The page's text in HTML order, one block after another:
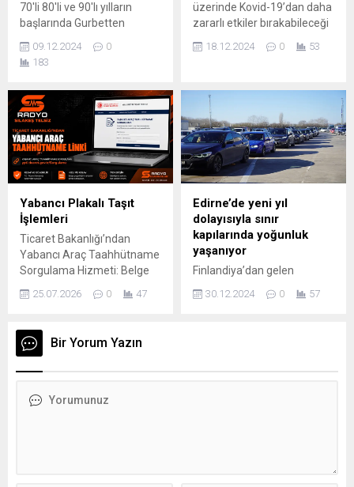
70'li 80'li ve 90'lı yılların
başlarında Gurbetten
seyyehatlerin vazgeçilmezi
Ford Granada, Ford'un
için çıkarttığı iki ayrı modele
verilen model adı.
09.12.2024
0
183
üzerinde Kovid-19’dan daha
zararlı etkiler bırakabileceği
Hindistan’da yetkililer,
vatandaşlara mümkün
olduğunca “evden
çıkmamaları” uyarısında
bulundu. Teknoloji şirketi
IQAir’in verilerine göre,
başkent Yeni Delhi’deki
Hava Kalitesi Endeksi (AQI)
“tehlikeli” olarak belirlenen
300 limitini aşarak 581’e...
18.12.2024 0 53
Yabancı Plakalı Taşıt
İşlemleri
Ticaret Bakanlığı’ndan
Yabancı Araç Taahhütname
Sorgulama Hizmeti: Belge
Ticaret Bakanlığı, dijital
devam ederken, Yabancı
Araç Taahhütname
ve güvenilir hale getiriyor.
25.07.2026 0 47
Edirne’de yeni yıl
dolayısıyla sınır
kapılarında yoğunluk
yaşanıyor
Finlandiya’dan gelen
muhabirine, yeni yılı
30.12.2024 0 57
Bir Yorum Yazın